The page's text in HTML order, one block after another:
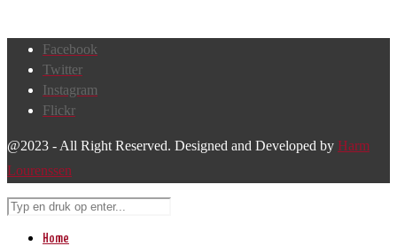
Facebook
Twitter
Instagram
Flickr
@2023 - All Right Reserved. Designed and Developed by Harm
Lourenssen
Home